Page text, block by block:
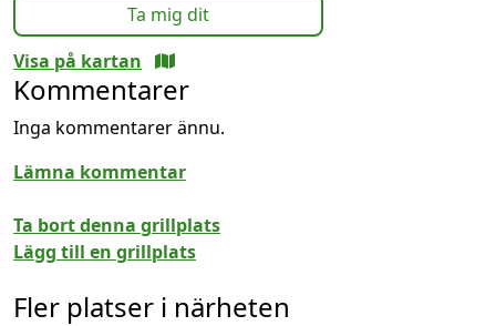
Ta mig dit
Visa på kartan
Kommentarer
Inga kommentarer ännu.
Lämna kommentar
Ta bort denna grillplats
Lägg till en grillplats
Fler platser i närheten